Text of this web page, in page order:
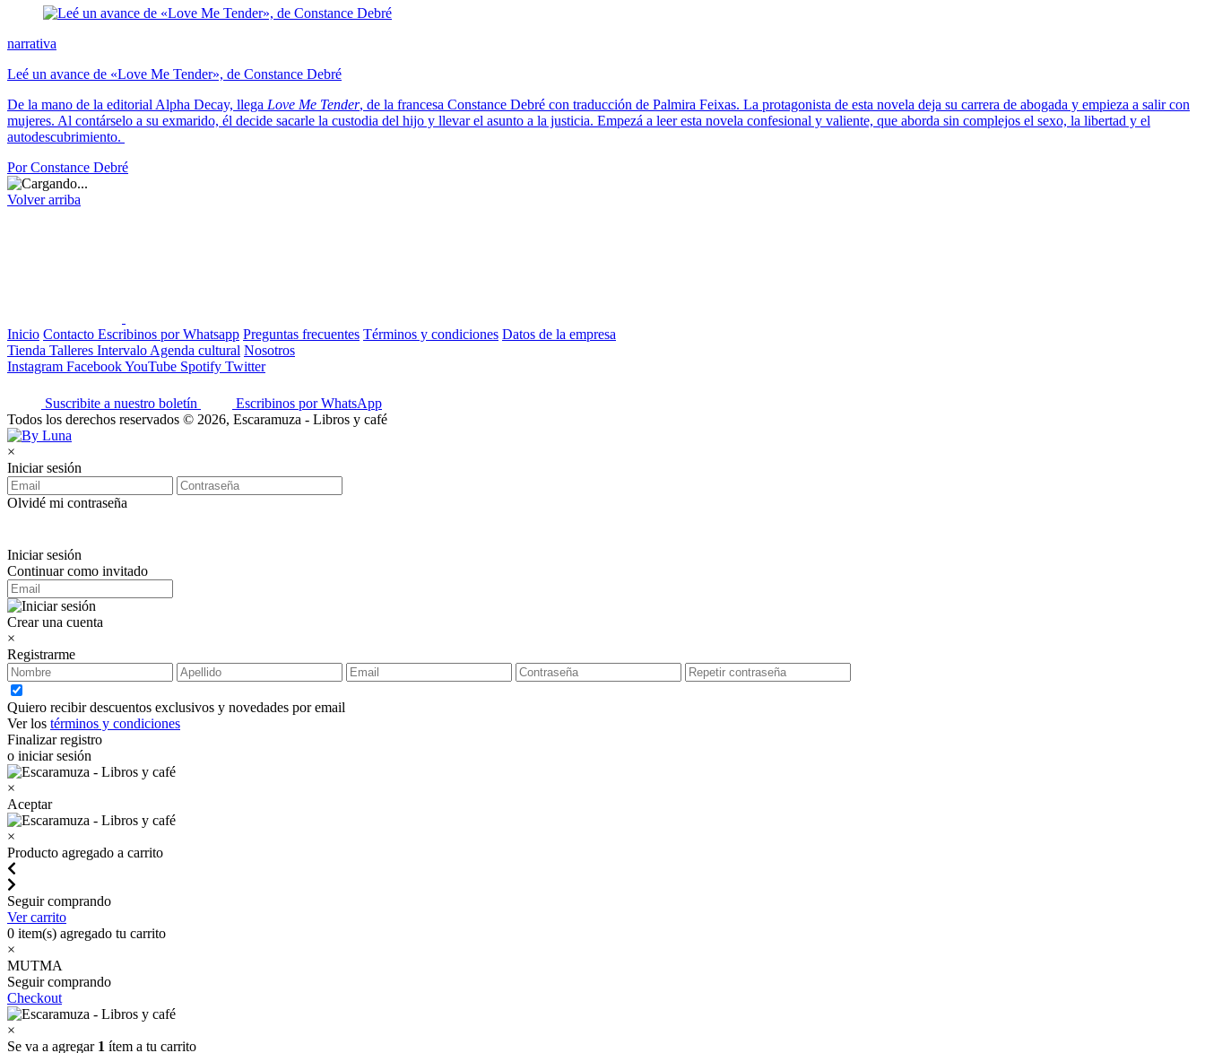
narrativa
Leé un avance de «Love Me Tender», de Constance Debré
De la mano de la editorial Alpha Decay, llega Love Me Tender, de la francesa Constance Debré con traducción de Palmira Feixas. La protagonista de esta novela deja su carrera de abogada y empieza a salir con
mujeres. Al contárselo a su exmarido, él decide sacarle la custodia del hijo y llevar el asunto a la justicia. Empezá a leer esta novela confesional y valiente, que aborda sin complejos el sexo, la libertad y el
autodescubrimiento.
Por Constance Debré
Volver arriba
Inicio Contacto Escribinos por Whatsapp Preguntas frecuentes Términos y condiciones Datos de la empresa
Tienda Talleres Intervalo Agenda cultural Nosotros
Instagram FacebookYouTube Spotify Twitter
Suscribite a nuestro boletín
Escribinos por WhatsApp
Todos los derechos reservados © 2026, Escaramuza - Libros y café
×
Iniciar sesión
Olvidé mi contraseña
Iniciar sesión
Continuar como invitado
Crear una cuenta
×
Registrarme
Quiero recibir descuentos exclusivos y novedades por email
Ver los términos y condiciones
Finalizar registro
o iniciar sesión
×
Aceptar
×
Producto agregado a carrito
Seguir comprando
Ver carrito
0 item(s) agregado tu carrito
×
MUTMA
Seguir comprando
Checkout
×
Se va a agregar 1 ítem a tu carrito